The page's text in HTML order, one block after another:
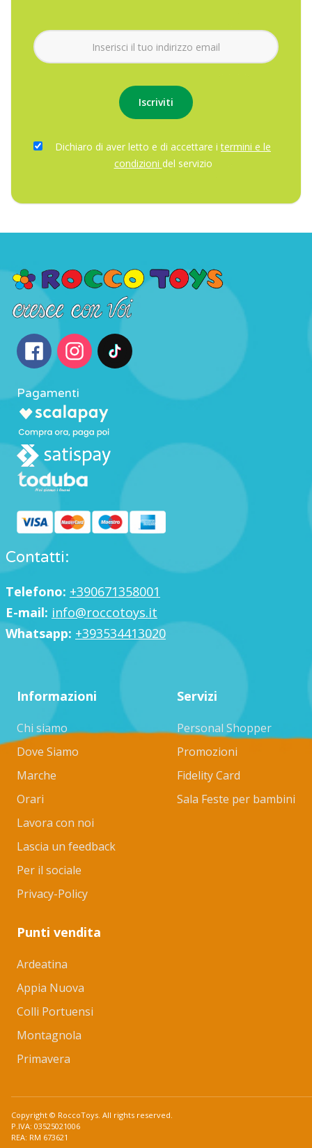
Dichiaro di aver letto e di accettare itermini e le
condizioni del servizio
Pagamenti
Contatti:
Telefono: +390671358001
E-mail: info@roccotoys.it
Whatsapp: +393534413020
Informazioni
Chi siamo
Dove Siamo
Marche
Orari
Lavora con noi
Lascia un feedback
Per il sociale
Privacy-Policy
Servizi
Personal Shopper
Promozioni
Fidelity Card
Sala Feste per bambini
Punti vendita
Ardeatina
Appia Nuova
Colli Portuensi
Montagnola
Primavera
Copyright © RoccoToys. All rights reserved.
P.IVA: 03525021006
REA: RM 673621